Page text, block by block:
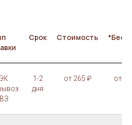
Срок Стоимость
1-2
дня
от 265 ₽ от